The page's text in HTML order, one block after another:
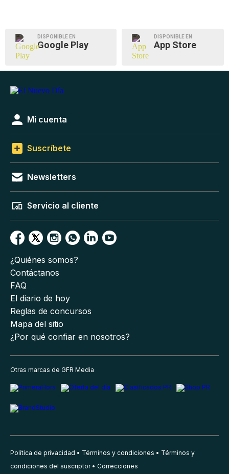
DISPONIBLE EN
Google Play
DISPONIBLE EN
App Store
Mi cuenta
Suscríbete
Newsletters
Servicio al cliente
¿Quiénes somos?
Contáctanos
FAQ
El diario de hoy
Reglas de concursos
Mapa del sitio
¿Por qué confiar en nosotros?
Otras marcas de GFR Media
Política de privacidad Términos y condiciones
Términos y
condiciones del suscriptor
Correcciones